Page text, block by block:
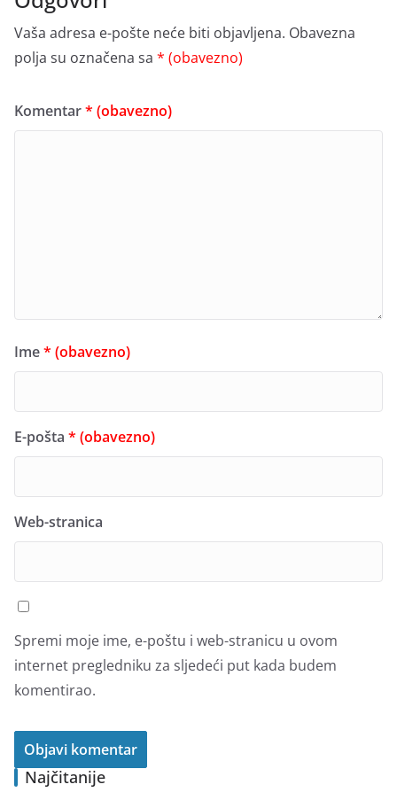
Vaša adresa e-pošte neće biti objavljena. Obavezna
polja su označena sa * (obavezno)
Komentar* (obavezno)
Ime* (obavezno)
E-pošta * (obavezno)
Web-stranica
Spremi moje ime, e-poštu i web-stranicu u ovom
internet pregledniku za sljedeći put kada budem
komentirao.
Najčitanije